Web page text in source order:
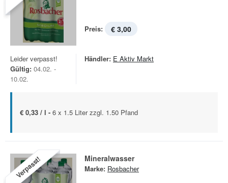
Preis: € 3,00
Leider verpasst!
Gültig: 04.02. -
10.02.
Händler: E Aktiv Markt
€ 0,33 / l - 6 x 1.5 Liter zzgl. 1.50 Pfand
Verpasst! Mineralwasser
Marke: Rosbacher